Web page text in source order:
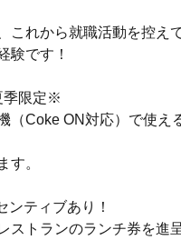
これから就職活動を控え
験です！
季限定※
（Coke ON対応）で使え
す。
ンティブあり！
ストランのランチ券を進